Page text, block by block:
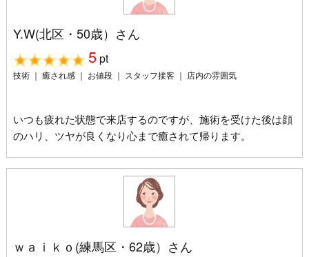
Y.W(北区・50歳）さん
5pt
技術 ｜ 癒され感 ｜ お値段 ｜ スタッフ接客 ｜ 店内の雰囲気
いつも疲れた状態で来店するのですが、施術を受けた後は顔
のハリ、ツヤが良くなり心まで癒されて帰ります。
ｗａｉｋｏ(練馬区・62歳）さん